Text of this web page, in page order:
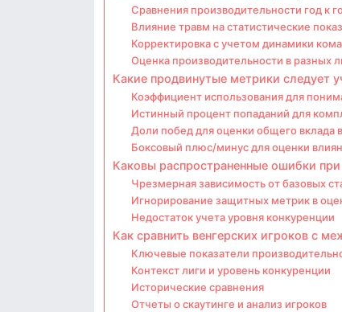
Сравнения производительности год к
Влияние травм на статистические
Корректировка с учетом динамики
Оценка производительности в разных
Какие продвинутые метрики следует
Коэффициент использования для
Истинный процент попаданий для
Доли побед для оценки общего вклада
Боксовый плюс/минус для оценки
Каковы распространенные ошибки при
Чрезмерная зависимость от базовых
Игнорирование защитных метрик в
Недостаток учета уровня конкуренции
Как сравнить венгерских игроков с
Ключевые показатели
Контекст лиги и уровень конкуренции
Исторические сравнения
Отчеты о скаутинге и анализ игроков